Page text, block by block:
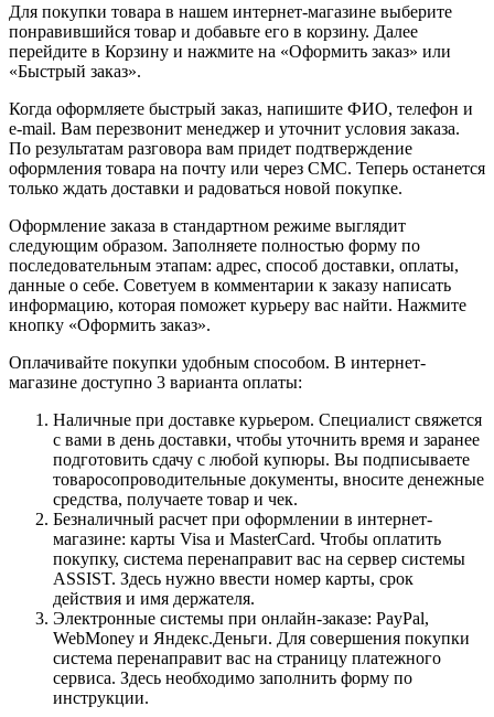
Для покупки товара в нашем интернет-магазине выберите
понравившийся товар и добавьте его в корзину. Далее
перейдите в Корзину и нажмите на «Оформить заказ» или
«Быстрый заказ».
Когда оформляете быстрый заказ, напишите ФИО, телефон и
e-mail. Вам перезвонит менеджер и уточнит условия заказа.
По результатам разговора вам придет подтверждение
оформления товара на почту или через СМС. Теперь останется
только ждать доставки и радоваться новой покупке.
Оформление заказа в стандартном режиме выглядит
следующим образом. Заполняете полностью форму по
последовательным этапам: адрес, способ доставки, оплаты,
данные о себе. Советуем в комментарии к заказу написать
информацию, которая поможет курьеру вас найти. Нажмите
кнопку «Оформить заказ».
Оплачивайте покупки удобным способом. В интернет-
магазине доступно 3 варианта оплаты:
Наличные при доставке курьером. Специалист свяжется
с вами в день доставки, чтобы уточнить время и заранее
подготовить сдачу с любой купюры. Вы подписываете
товаросопроводительные документы, вносите денежные
средства, получаете товар и чек.
Безналичный расчет при оформлении в интернет-
магазине: карты Visa и MasterCard. Чтобы оплатить
покупку, система перенаправит вас на сервер системы
ASSIST. Здесь нужно ввести номер карты, срок
действия и имя держателя.
Электронные системы при онлайн-заказе: PayPal,
WebMoney и Яндекс.Деньги. Для совершения покупки
система перенаправит вас на страницу платежного
сервиса. Здесь необходимо заполнить форму по
инструкции.